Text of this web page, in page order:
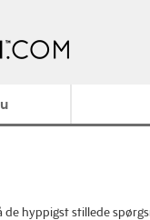
de hyppigst stillede